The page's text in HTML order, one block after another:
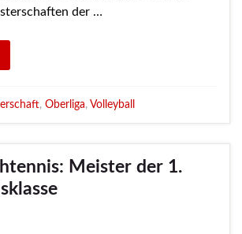
der …
, Oberliga, Volleyball
Meister der 1.